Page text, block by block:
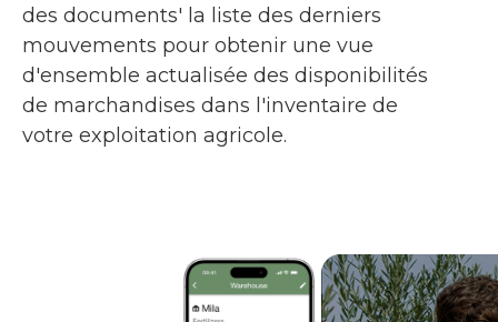
des documents' la liste des derniers
mouvements pour obtenir une vue
d'ensemble actualisée des disponibilités
de marchandises dans l'inventaire de
votre exploitation agricole.